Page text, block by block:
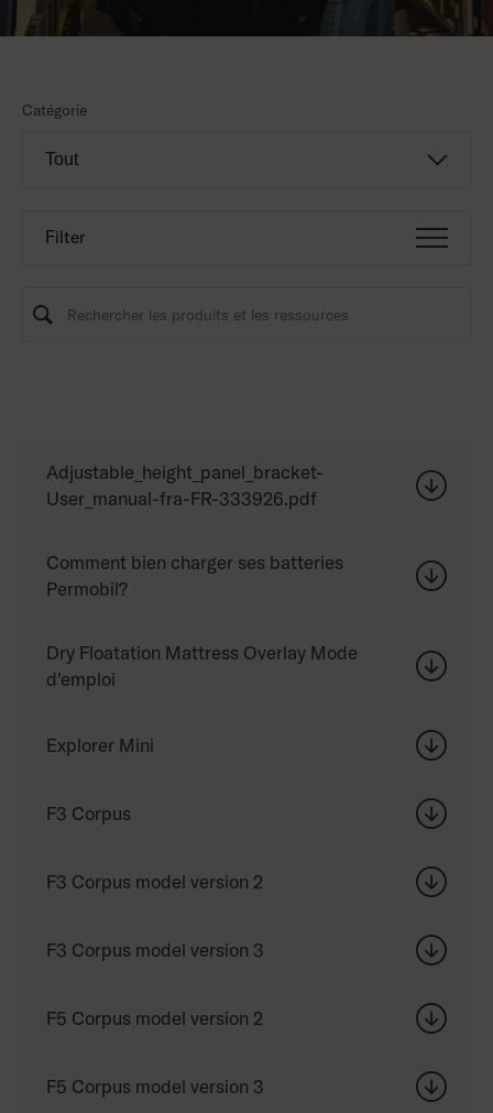
Catégorie
Filter
Adjustable_height_panel_bracket-
User_manual-fra-FR-333926.pdf
Comment bien charger ses batteries
Permobil?
Dry Floatation Mattress Overlay Mode
d'emploi
Explorer Mini
F3 Corpus
F3 Corpus model version 2
F3 Corpus model version 3
F5 Corpus model version 2
F5 Corpus model version 3